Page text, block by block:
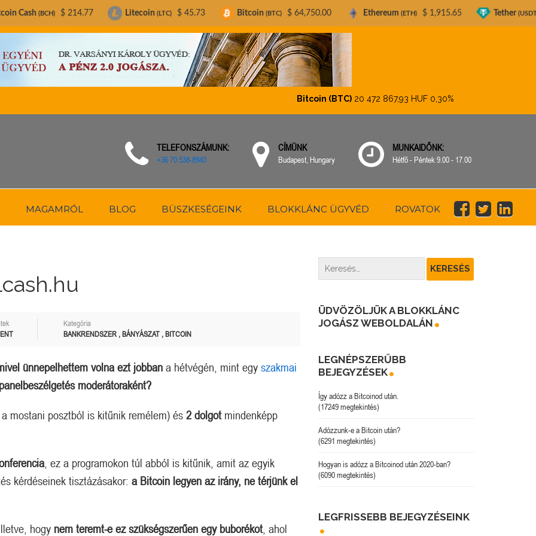
Bitcoin (BTC)20 472 867,93 HUF0,30%
TELEFONSZÁMUNK:
+36 70 538-8940
CÍMÜNK
Budapest, Hungary
MUNKAIDŐNK:
Hétfő - Péntek 9.00 - 17.00
MAGAMRÓL BLOG BÜSZKESÉGEINK BLOKKLÁNC ÜGYVÉD ROVATOK
Kategória
BANKRENDSZER , BÁNYÁSZAT , BITCOIN
ünnepelhettem volna ezt jobban a hétvégén, mint egy szakmai
moderátoraként?
mostani posztból is kitűnik remélem) és 2 dolgot mindenképp
, ez a programokon túl abból is kitűnik, amit az egyik
kérdéseinek tisztázásakor: a Bitcoin legyen az irány, ne térjünk el
hogy nem teremt-e ez szükségszerűen egy buborékot , ahol
ÜDVÖZÖLJÜK A BLOKKLÁNC
JOGÁSZ WEBOLDALÁN
LEGNÉPSZERŰBB
BEJEGYZÉSEK
Így adózz a Bitcoinod után.
(17249 megtekintés)
Adózzunk-e a Bitcoin után?
(6291 megtekintés)
Hogyan is adózz a Bitcoinod után 2020-ban?
(6090 megtekintés)
LEGFRISSEBB BEJEGYZÉSEINK
$ 214.77 Litecoin (LTC) $ 45.73 Bitcoin (BTC) $ 64,750.00 Ethereum (ETH) $ 1,915.65 Tether(USDT) $ 0.999212